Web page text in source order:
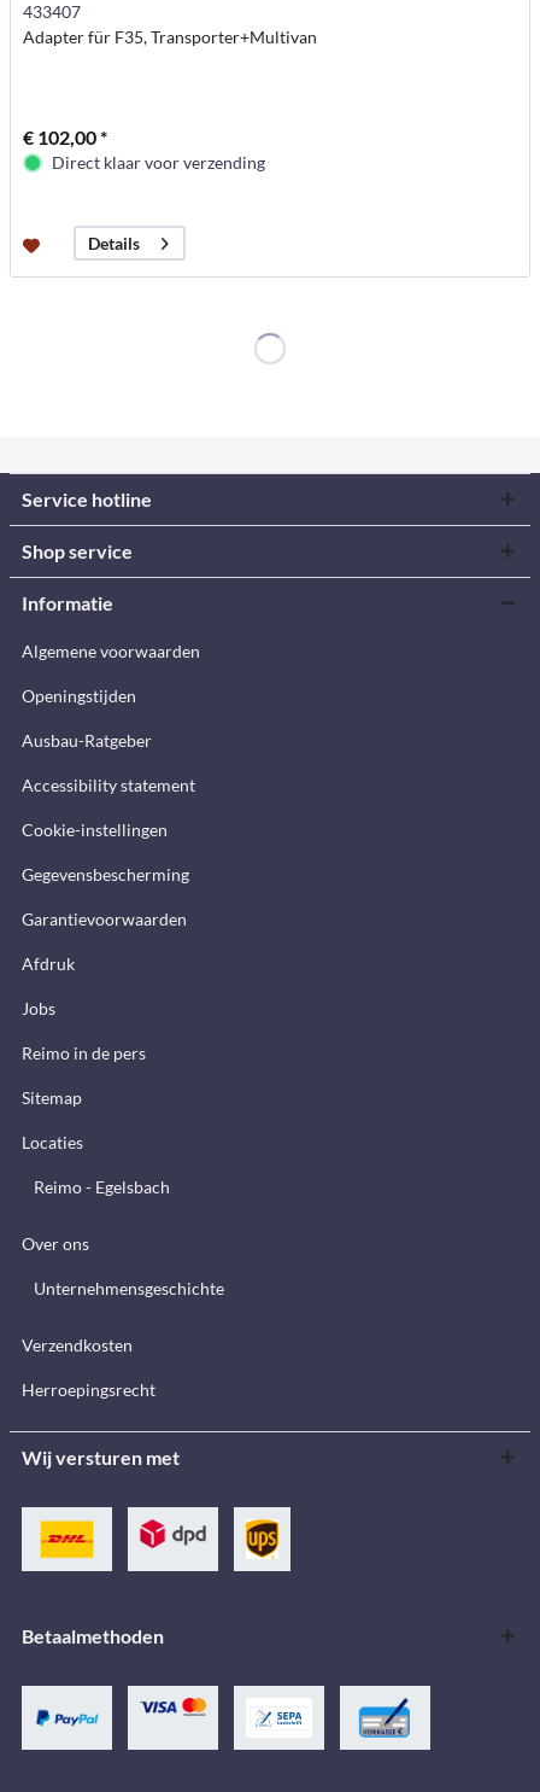
433407
Adapter für F35, Transporter+Multivan
€ 102,00 *
Direct klaar voor verzending
Details
Service hotline
Shop service
Informatie
Algemene voorwaarden
Openingstijden
Ausbau-Ratgeber
Accessibility statement
Cookie-instellingen
Gegevensbescherming
Garantievoorwaarden
Afdruk
Jobs
Reimo in de pers
Sitemap
Locaties
Reimo - Egelsbach
Over ons
Unternehmensgeschichte
Verzendkosten
Herroepingsrecht
Wij versturen met
Betaalmethoden